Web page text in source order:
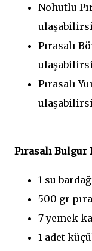
Nohutlu
Pırasalı
Pırasalı
Pırasalı
1 su
500 gr
7 yemek
1 adet